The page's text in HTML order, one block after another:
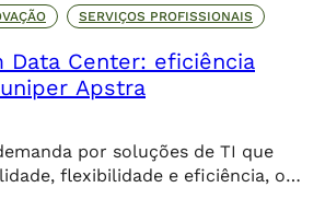
SERVIÇOS PROFISSIONAIS
Data Center: eficiência
Apstra
por soluções de TI que
flexibilidade e eficiência, o
demanda arquiteturas cada vez